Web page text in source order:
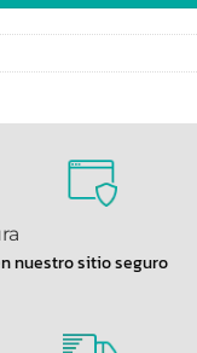
nuestro sitio seguro